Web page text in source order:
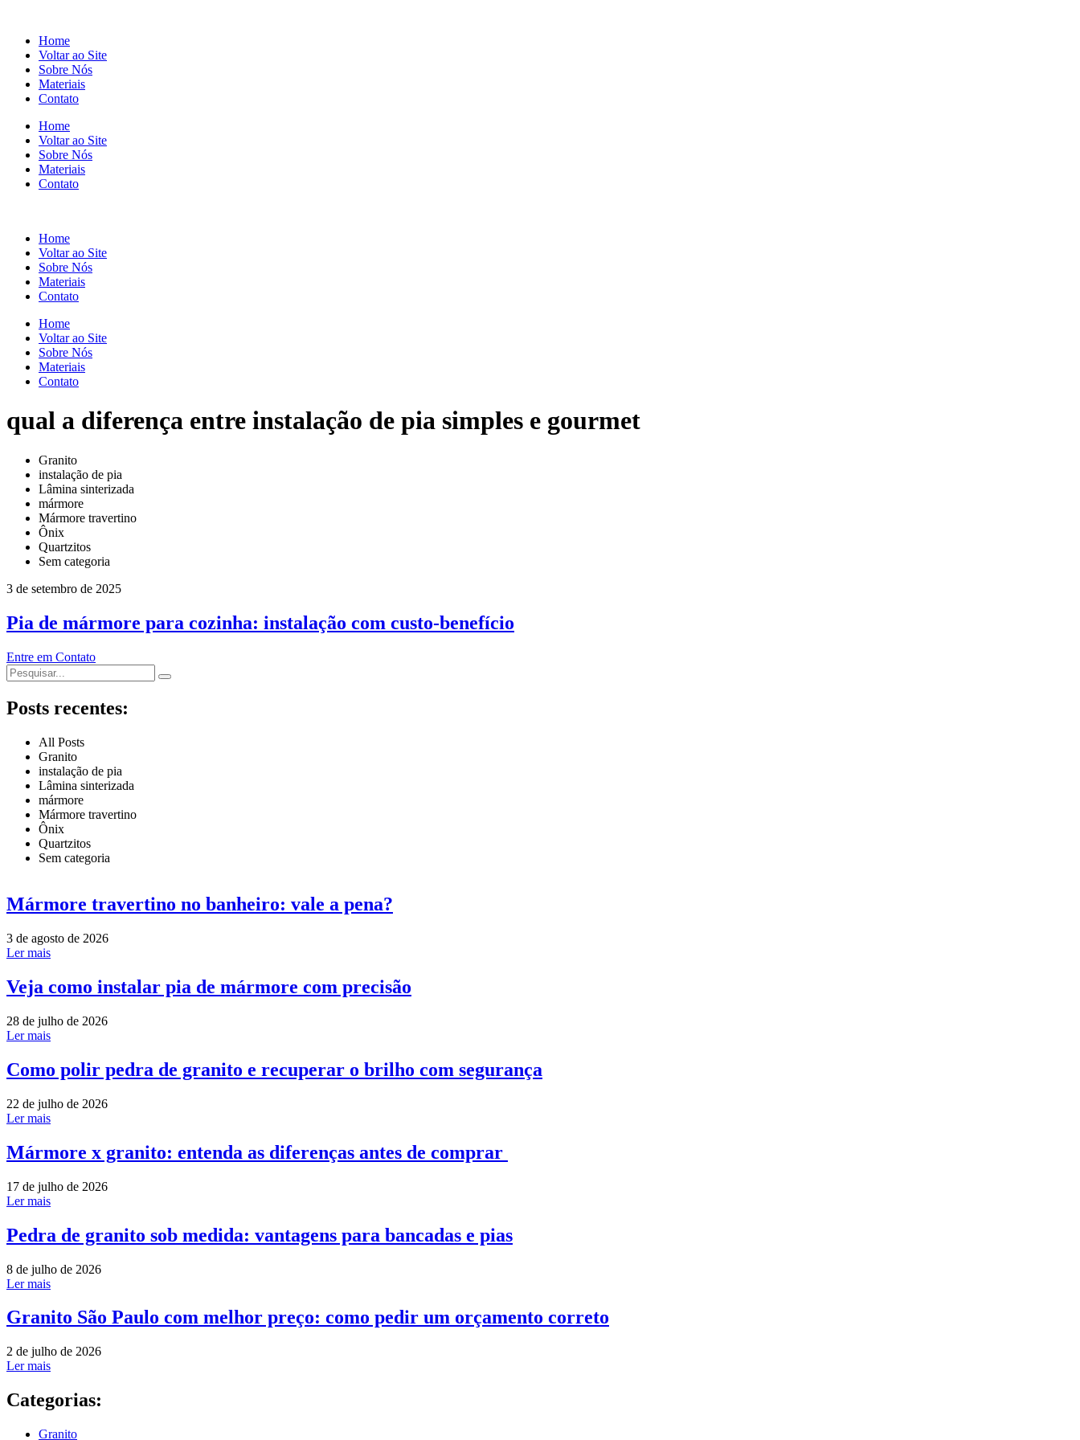
Home
Voltar ao Site
Sobre Nós
Materiais
Contato
Home
Voltar ao Site
Sobre Nós
Materiais
Contato
Home
Voltar ao Site
Sobre Nós
Materiais
Contato
Home
Voltar ao Site
Sobre Nós
Materiais
Contato
qual a diferença entre instalação de pia simples e gourmet
Granito
instalação de pia
Lâmina sinterizada
mármore
Mármore travertino
Ônix
Quartzitos
Sem categoria
3 de setembro de 2025
Pia de mármore para cozinha: instalação com custo-benefício
Entre em Contato
Posts recentes:
All Posts
Granito
instalação de pia
Lâmina sinterizada
mármore
Mármore travertino
Ônix
Quartzitos
Sem categoria
Mármore travertino no banheiro: vale a pena?
3 de agosto de 2026
Ler mais
Veja como instalar pia de mármore com precisão
28 de julho de 2026
Ler mais
Como polir pedra de granito e recuperar o brilho com segurança
22 de julho de 2026
Ler mais
Mármore x granito: entenda as diferenças antes de comprar
17 de julho de 2026
Ler mais
Pedra de granito sob medida: vantagens para bancadas e pias
8 de julho de 2026
Ler mais
Granito São Paulo com melhor preço: como pedir um orçamento correto
2 de julho de 2026
Ler mais
Categorias:
Granito